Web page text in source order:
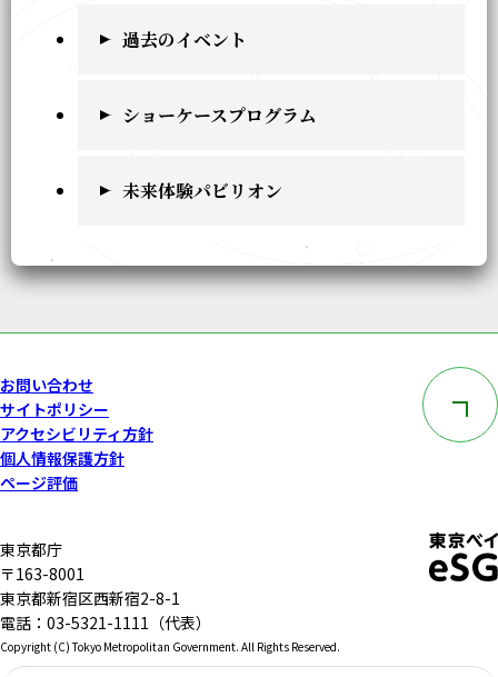
過去のイベント
ショーケースプログラム
未来体験パビリオン
お問い合わせ
サイトポリシー
アクセシビリティ方針
個人情報保護方針
ページ評価
このペー
東京都庁
〒163-8001
東京都新宿区西新宿2-8-1
電話：03-5321-1111（代表）
Copyright (C) Tokyo Metropolitan Government. All Rights Reserved.